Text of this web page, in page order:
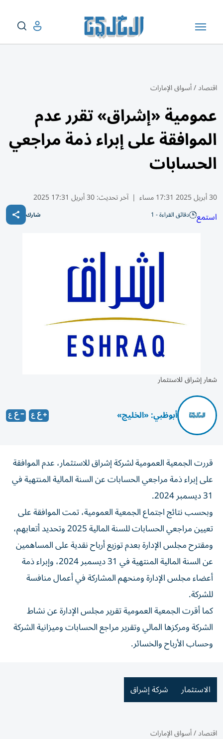
اقتصاد/أسواق الإمارات
عمومية «إشراق» تقرر عدم
الموافقة على إبراء ذمة مراجعي
الحسابات
30 أبريل 2025 17:31 مساء | آخر تحديث:30 أبريل 17:31 2025
استمع دقائق القراءة - 1 شارك
شعار إشراق للاستثمار
أبوظبي: «الخليج»
قررت الجمعية العمومية لشركة إشراق للاستثمار، عدم الموافقة
على إبراء ذمة مراجعي الحسابات عن السنة المالية المنتهية في
31 ديسمبر 2024.
وبحسب نتائج اجتماع الجمعية العمومية، تمت الموافقة على
تعيين مراجعي الحسابات للسنة المالية 2025 وتحديد أتعابهم،
ومقترح مجلس الإدارة بعدم توزيع أرباح نقدية على المساهمين
عن السنة المالية المنتهية في 31 ديسمبر 2024، وإبراء ذمة
أعضاء مجلس الإدارة ومنحهم المشاركة في أعمال منافسة
للشركة.
كما أقرت الجمعية العمومية تقرير مجلس الإدارة عن نشاط
الشركة ومركزها المالي وتقرير مراجع الحسابات وميزانية الشركة
وحساب الأرباح والخسائر.
الاستثمار شركة إشراق
اقتصاد/أسواق الإمارات